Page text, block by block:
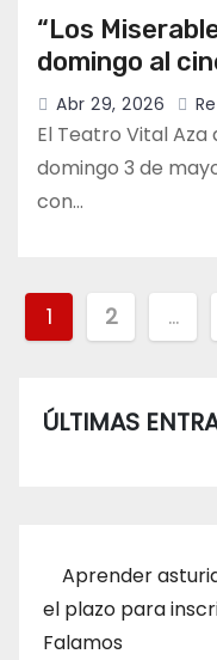
“Los
domingo al
Abr 29, 2026
El Teatro Vital
domingo 3 de
con…
Paginación
entradas
1 2 …
ÚLTIMAS
Aprender
el plazo para
Falamos